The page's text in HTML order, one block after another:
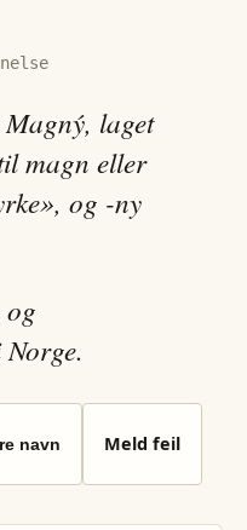
laget
magn eller
og -ny
og
navn Meld feil